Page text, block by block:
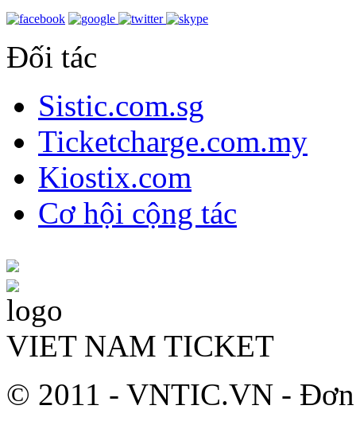
Đối tác
Sistic.com.sg
Ticketcharge.com.my
Kiostix.com
Cơ hội cộng tác
VIET NAM TICKET
© 2011 - VNTIC.VN -